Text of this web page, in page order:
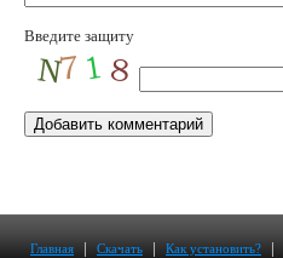
Введите защиту
Главная | Скачать | Как установить? |